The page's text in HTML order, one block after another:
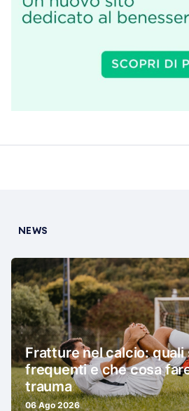
NEWS
Fratture nel calcio: quali
frequenti e che cosa
trauma
06 Ago 2026